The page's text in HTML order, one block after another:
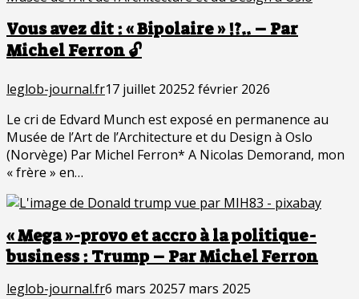
Vous avez dit : « Bipolaire » !?.. – Par
Michel Ferron 🔓
leglob-journal.fr17 juillet 20252 février 2026
Le cri de Edvard Munch est exposé en permanence au
Musée de l’Art de l’Architecture et du Design à Oslo
(Norvège) Par Michel Ferron* A Nicolas Demorand, mon
« frère » en…
« Mega »-provo et accro à la politique-
business : Trump – Par Michel Ferron
leglob-journal.fr6 mars 20257 mars 2025